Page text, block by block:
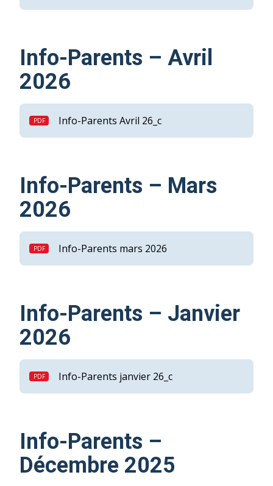
Info-Parents – Avril
2026
Info-Parents Avril 26_c
Info-Parents – Mars
2026
Info-Parents mars 2026
Info-Parents – Janvier
2026
Info-Parents janvier 26_c
Info-Parents –
Décembre 2025